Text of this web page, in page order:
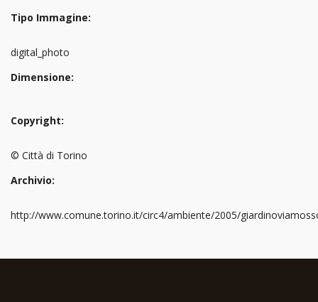
Tipo Immagine:
digital_photo
Dimensione:
Copyright:
© Città di Torino
Archivio:
http://www.comune.torino.it/circ4/ambiente/2005/